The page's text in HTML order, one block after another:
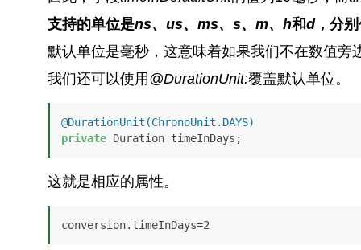
支持的单位是ns、us、ms、s、m、h和d，分
默认单位是毫秒，这意味着如果我们不在数值
我们还可以使用 @DurationUnit:覆盖默认单位。
@DurationUnit(ChronoUnit.DAYS)
private Duration timeInDays;
这就是相应的属性。
conversion.timeInDays=2